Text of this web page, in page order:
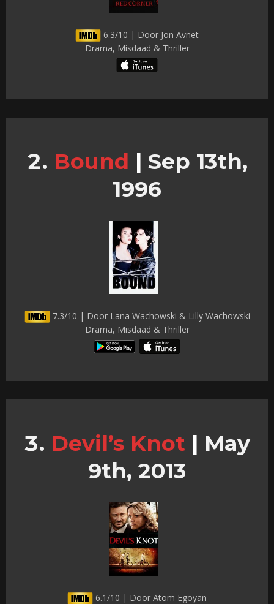
6.3/10 | Door Jon Avnet
Drama, Misdaad & Thriller
Bound | Sep 13th,
1996
7.3/10 | Door Lana Wachowski & Lilly Wachowski
Drama, Misdaad & Thriller
Devil’s Knot | May
9th, 2013
6.1/10 | Door Atom Egoyan